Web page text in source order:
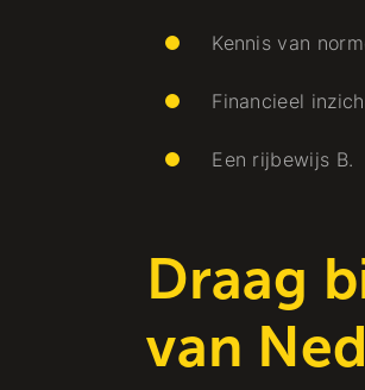
Kennis van
Financieel
Een rijbewijs B.
Draag
van